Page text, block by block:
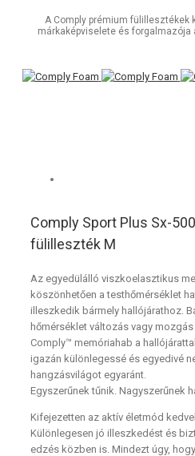
A Comply prémium fülillesztékek
márkaképviselete és forgalmazója
Comply Sport Plus Sx-
fülilleszték M
Az egyedülálló viszkoelasztikus
köszönhetően a testhőmérséklet
illeszkedik bármely hallójárathoz.
hőmérséklet változás vagy
Comply™ memóriahab a
igazán különlegessé és egyedivé
hangzásvilágot egyaránt.
Egyszerűnek tűnik. Nagyszerűnek
Kifejezetten az aktív életmód
Különlegesen jó illeszkedést és
edzés közben is. Mindezt úgy,